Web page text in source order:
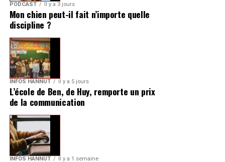
PODCAST Il y a 3 jours
Mon chien peut-il fait n’importe quelle
discipline ?
INFOS HANNUT Il y a 5 jours
L’école de Ben, de Huy, remporte un prix
de la communication
INFOS HANNUT Il y a 1 semaine